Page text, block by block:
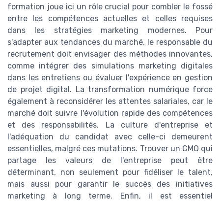
formation joue ici un rôle crucial pour combler le fossé
entre les compétences actuelles et celles requises
dans les stratégies marketing modernes. Pour
s'adapter aux tendances du marché, le responsable du
recrutement doit envisager des méthodes innovantes,
comme intégrer des simulations marketing digitales
dans les entretiens ou évaluer l'expérience en gestion
de projet digital. La transformation numérique force
également à reconsidérer les attentes salariales, car le
marché doit suivre l'évolution rapide des compétences
et des responsabilités. La culture d'entreprise et
l'adéquation du candidat avec celle-ci demeurent
essentielles, malgré ces mutations. Trouver un CMO qui
partage les valeurs de l'entreprise peut être
déterminant, non seulement pour fidéliser le talent,
mais aussi pour garantir le succès des initiatives
marketing à long terme. Enfin, il est essentiel